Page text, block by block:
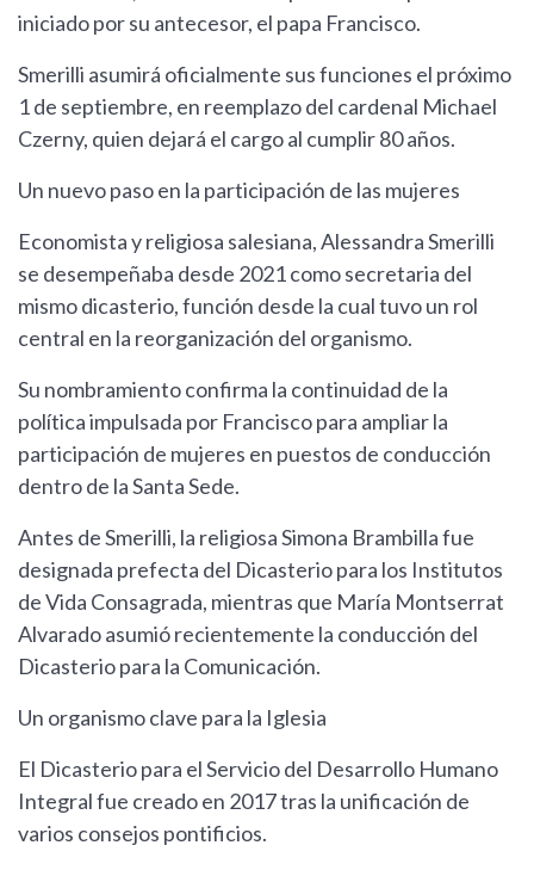
iniciado por su antecesor, el papa Francisco.
Smerilli asumirá oficialmente sus funciones el próximo
1 de septiembre, en reemplazo del cardenal Michael
Czerny, quien dejará el cargo al cumplir 80 años.
Un nuevo paso en la participación de las mujeres
Economista y religiosa salesiana, Alessandra Smerilli
se desempeñaba desde 2021 como secretaria del
mismo dicasterio, función desde la cual tuvo un rol
central en la reorganización del organismo.
Su nombramiento confirma la continuidad de la
política impulsada por Francisco para ampliar la
participación de mujeres en puestos de conducción
dentro de la Santa Sede.
Antes de Smerilli, la religiosa Simona Brambilla fue
designada prefecta del Dicasterio para los Institutos
de Vida Consagrada, mientras que María Montserrat
Alvarado asumió recientemente la conducción del
Dicasterio para la Comunicación.
Un organismo clave para la Iglesia
El Dicasterio para el Servicio del Desarrollo Humano
Integral fue creado en 2017 tras la unificación de
varios consejos pontificios.